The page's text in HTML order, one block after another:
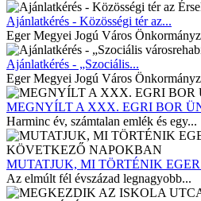
Ajánlatkérés - Közösségi tér az...
Eger Megyei Jogú Város
Ajánlatkérés - „Szociális...
Eger Megyei Jogú Város
MEGNYÍLT A XXX. EGRI BOR
Harminc év, számtalan emlék és egy...
MUTATJUK, MI TÖRTÉNIK
Az elmúlt fél évszázad legnagyobb...